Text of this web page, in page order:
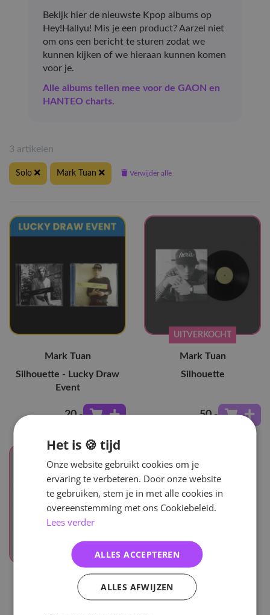
Bekijk hier de nieuwste Kpop albums op
Hey!Hallyu! Mis je een product? Aarzel niet
om ons een bericht te sturen zodat we
kunnen kijken of we hieraan kunnen komen
voor je.
Alle albums tellen mee voor de GAON en
HANTEO charts.
3 artikelen
Solo Mark Tuan Verwijder alle
Mark Tuan
Silhouette - Lucky Draw
Event
20,-
UITVERKOCHT
Mark Tuan
Silhouette
50,-
UITVERKOCHT
Mark Tuan
Silhouette
Het is 🍪 tijd
Onze website gebruikt cookies om je
ervaring te verbeteren. Door onze website
te gebruiken, stem je in met alle cookies in
overeenstemming met ons Cookiebeleid.
Lees verder
ALLES ACCEPTEREN
ALLES AFWIJZEN